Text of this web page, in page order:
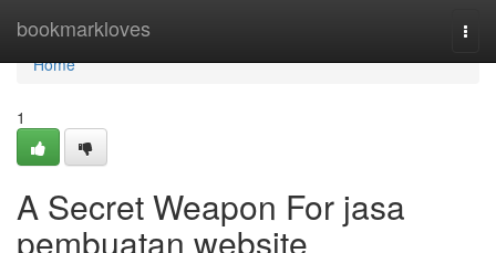
bookmarkloves
Home
Home
1
A Secret Weapon For jasa
pembuatan website